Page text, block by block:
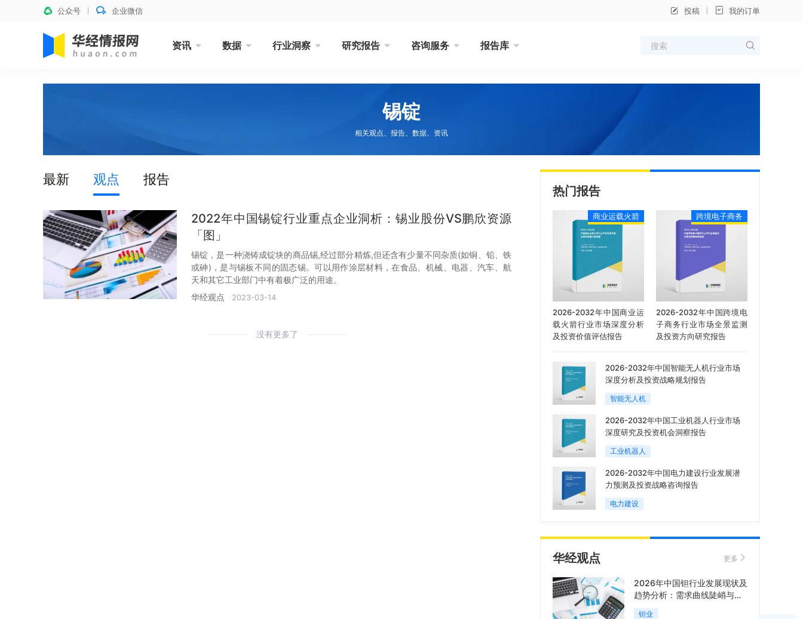
公众号 企业微信 投稿 我的订单
资讯 数据 行业洞察 研究报告 咨询服务 报告库
锡锭
相关观点、报告、数据、资讯
最新 观点 报告
2022年中国锡锭行业重点企业洞析：锡业股份VS鹏欣资源
「图」
锡锭，是一种浇铸成锭块的商品锡,经过部分精炼,但还含有少量不同杂质(如铜、铅、铁
或砷)，是与锡板不同的固态锡。可以用作涂层材料，在食品、机械、电器、汽车、航
天和其它工业部门中有着极广泛的用途。
华经观点
2023-03-14
没有更多了
热门报告
商业运载火箭
2026-2032年中国商业运
载火箭行业市场深度分析
及投资价值评估报告
跨境电子商务
2026-2032年中国跨境电
子商务行业市场全景监测
及投资方向研究报告
2026-2032年中国智能无人机行业市场
深度分析及投资战略规划报告
智能无人机
2026-2032年中国工业机器人行业市场
深度研究及投资机会洞察报告
工业机器人
2026-2032年中国电力建设行业发展潜
力预测及投资战略咨询报告
电力建设
华经观点 更多
2026年中国钽行业发展现状及
趋势分析：需求曲线陡峭与供
给曲线平缓的博弈加剧「图」
钽业